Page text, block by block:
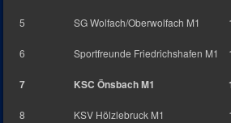
5 SG Wolfach/Oberwolfach M1
6 Sportfreunde Friedrichshafen M1
7 KSC Önsbach M1
8 KSV Hölzlebruck M1